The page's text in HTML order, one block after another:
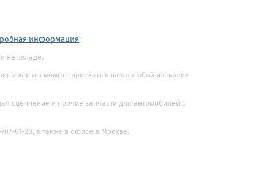
информация
на складе.
или вы можете приехать к нам в любой из наших
сцепление и прочие запчасти для автомобилей с
61-20, а также в офисе в Москве.